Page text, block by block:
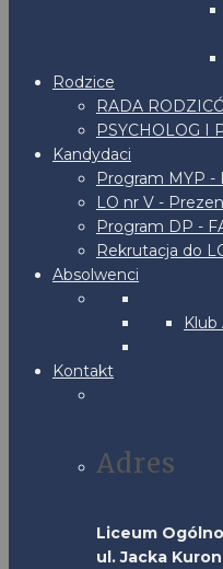
Rodzice
RADA
PSYCHOLOG I
Kandydaci
Program MYP -
LO nr V -
Program DP -
Rekrutacja do
Absolwenci
Klub
Kontakt
Adres
Liceum
ul. Jacka